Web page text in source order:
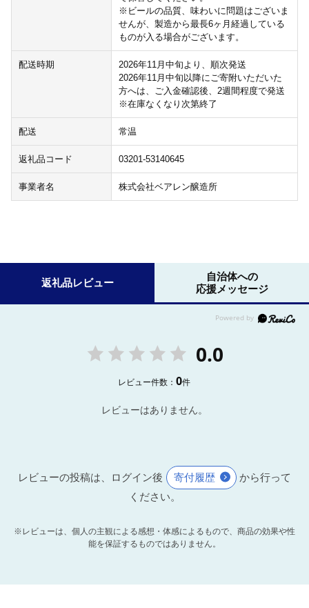
※ビールの品質、味わいに問題はございま
せんが、製造から最長6ヶ月経過している
ものが入る場合がございます。
配送時期
2026年11月中旬より、順次発送
2026年11月中旬以降にご寄附いただいた
方へは、ご入金確認後、2週間程度で発送
※在庫なくなり次第終了
配送 常温
返礼品コード 03201-53140645
事業者名 株式会社ベアレン醸造所
返礼品レビュー
自治体への
応援メッセージ
0.0
レビュー件数：0件
レビューはありません。
レビューの投稿は、ログイン後 寄付履歴
から行って
ください。
※レビューは、個人の主観による感想・体感によるもので、商品の効果や性
能を保証するものではありません。